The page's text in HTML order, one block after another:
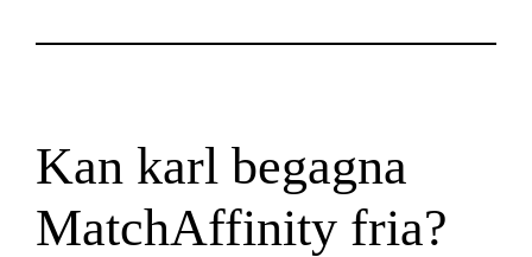
Kan karl begagna
MatchAffinity fria?